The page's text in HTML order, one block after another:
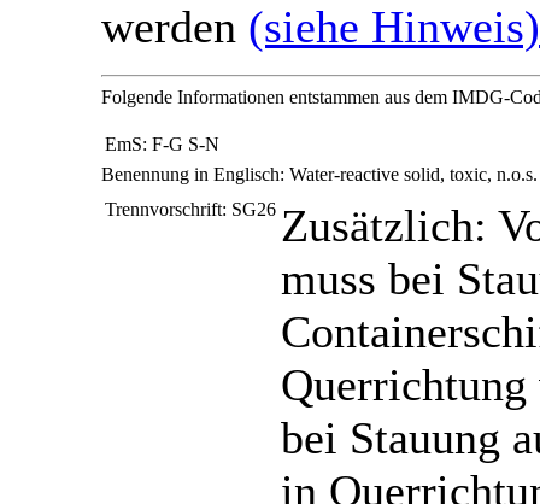
werden (siehe Hinweis)
Folgende Informationen entstammen aus dem IMDG-
EmS: F-G S-N
Benennung in Englisch: Water-reactive solid, toxic, n.o.s.
Trennvorschrift: SG26 Zusätzlich:
muss bei
bei Stauung
in